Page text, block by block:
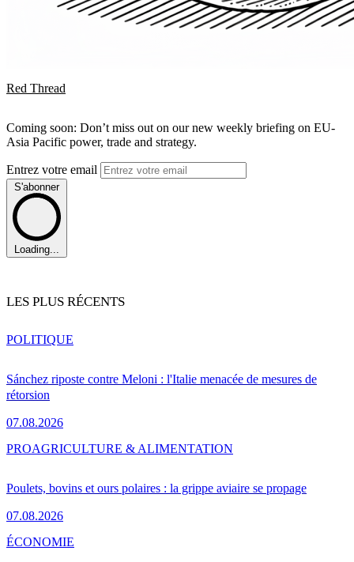
Red Thread
Coming soon: Don’t miss out on our new weekly briefing on EU-
Asia Pacific power, trade and strategy.
Entrez votre email
S'abonner
Loading...
LES PLUS RÉCENTS
Sánchez riposte contre Meloni : l'Italie menacée de mesures de
rétorsion
07.08.2026
POLITIQUE
Poulets, bovins et ours polaires : la grippe aviaire se propage
07.08.2026
PROAGRICULTURE & ALIMENTATION
ÉCONOMIE